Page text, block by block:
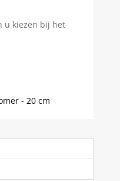
u kiezen bij het
- 20 cm